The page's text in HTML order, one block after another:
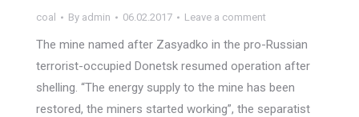
coal By admin 06.02.2017 Leave a comment
The mine named after Zasyadko in the pro-Russian
terrorist-occupied Donetsk resumed operation after
shelling. “The energy supply to the mine has been
restored, the miners started working”, the separatist